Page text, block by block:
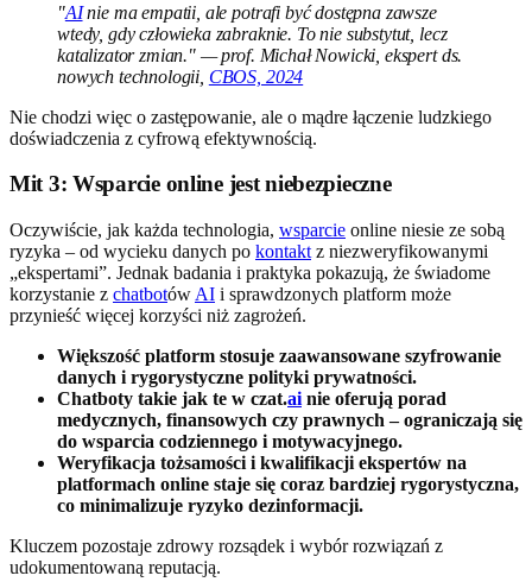
"AInie ma empatii, ale potrafi być dostępna zawsze
wtedy, gdy człowieka zabraknie. To nie substytut, lecz
katalizator zmian." — prof. Michał Nowicki, ekspert ds.
nowych technologii, CBOS, 2024
Nie chodzi więc o zastępowanie, ale o mądre łączenie ludzkiego
doświadczenia z cyfrową efektywnością.
Mit 3: Wsparcie online jest niebezpieczne
Oczywiście, jak każda technologia, wsparcie online niesie ze sobą
ryzyka – od wycieku danych po kontakt z niezweryfikowanymi
„ekspertami”. Jednak badania i praktyka pokazują, że świadome
korzystanie z chatbotów AI i sprawdzonych platform może
przynieść więcej korzyści niż zagrożeń.
Większość platform stosuje zaawansowane szyfrowanie
danych i rygorystyczne polityki prywatności.
Chatboty takie jak te w czat.ai nie oferują porad
medycznych, finansowych czy prawnych – ograniczają się
do wsparcia codziennego i motywacyjnego.
Weryfikacja tożsamości i kwalifikacji ekspertów na
platformach online staje się coraz bardziej rygorystyczna,
co minimalizuje ryzyko dezinformacji.
Kluczem pozostaje zdrowy rozsądek i wybór rozwiązań z
udokumentowaną reputacją.